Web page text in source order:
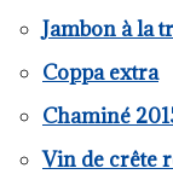
Jambon à la
Coppa extra
Chaminé
Vin de crête